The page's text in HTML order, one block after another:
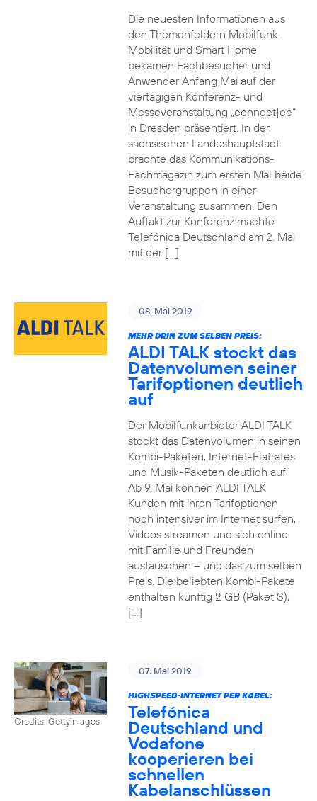
Die neuesten Informationen aus
den Themenfeldern Mobilfunk,
Mobilität und Smart Home
bekamen Fachbesucher und
Anwender Anfang Mai auf der
viertägigen Konferenz- und
Messeveranstaltung „connect|ec“
in Dresden präsentiert. In der
sächsischen Landeshauptstadt
brachte das Kommunikations-
Fachmagazin zum ersten Mal beide
Besuchergruppen in einer
Veranstaltung zusammen. Den
Auftakt zur Konferenz machte
Telefónica Deutschland am 2. Mai
mit der […]
08. Mai 2019
MEHR DRIN ZUM SELBEN PREIS:
ALDI TALK stockt das
Datenvolumen seiner
Tarifoptionen deutlich
auf
Der Mobilfunkanbieter ALDI TALK
stockt das Datenvolumen in seinen
Kombi-Paketen, Internet-Flatrates
und Musik-Paketen deutlich auf.
Ab 9. Mai können ALDI TALK
Kunden mit ihren Tarifoptionen
noch intensiver im Internet surfen,
Videos streamen und sich online
mit Familie und Freunden
austauschen – und das zum selben
Preis. Die beliebten Kombi-Pakete
enthalten künftig 2 GB (Paket S),
[…]
Credits: Gettyimages
07. Mai 2019
HIGHSPEED-INTERNET PER KABEL:
Telefónica
Deutschland und
Vodafone
kooperieren bei
schnellen
Kabelanschlüssen